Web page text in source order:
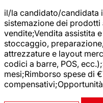
il/la candidato/candidata
sistemazione dei
vendite;Vendita assistita
stoccaggio,
attrezzature e layout
codici a barre, POS,
mesi;Rimborso spese di